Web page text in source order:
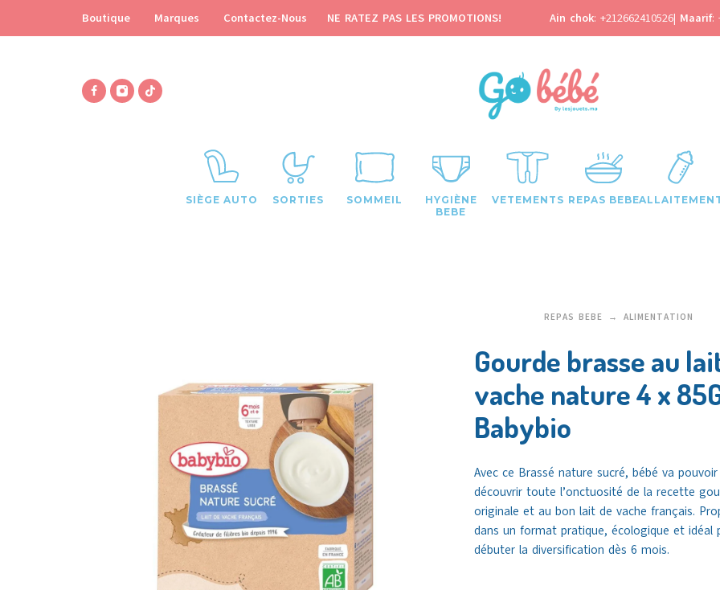
Boutique Marques Contactez-Nous NE RATEZ PAS LES PROMOTIONS! Ain chok: +212662410526| Maarif:
SIÈGE AUTO SORTIES SOMMEIL
HYGIÈNE
BEBE
VETEMENTS REPAS BEBE
REPAS BEBE ALIMENTATION
Gourde brasse au
vache nature 4 x
Babybio
Avec ce Brassé nature sucré, bébé va pouvoir
découvrir toute l’onctuosité de la recette
originale et au bon lait de vache français.
dans un format pratique, écologique et idéal
débuter la diversification dès 6 mois.